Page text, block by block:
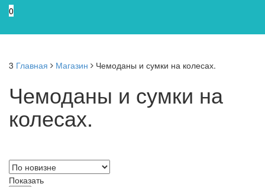
0
3 Главная Магазин Чемоданы и сумки на колесах.
Чемоданы и сумки на
колесах.
Показать